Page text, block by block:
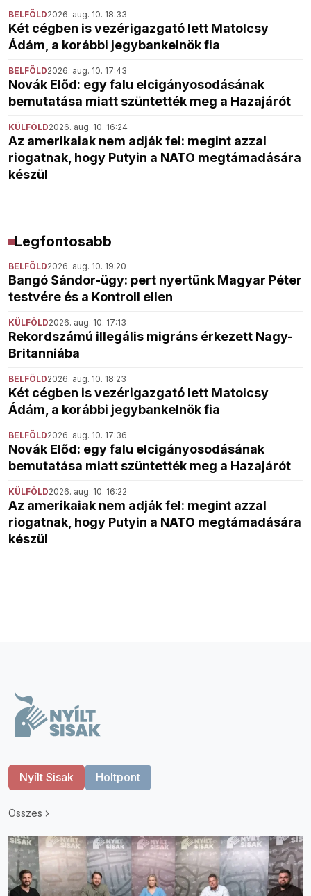
BELFÖLD2026. aug. 10. 18:33
Két cégben is vezérigazgató lett Matolcsy
Ádám, a korábbi jegybankelnök fia
BELFÖLD2026. aug. 10. 17:43
Novák Előd: egy falu elcigányosodásának
bemutatása miatt szüntették meg a Hazajárót
KÜLFÖLD2026. aug. 10. 16:24
Az amerikaiak nem adják fel: megint azzal
riogatnak, hogy Putyin a NATO megtámadására
készül
Legfontosabb
BELFÖLD2026. aug. 10. 19:20
Bangó Sándor-ügy: pert nyertünk Magyar Péter
testvére és a Kontroll ellen
KÜLFÖLD2026. aug. 10. 17:13
Rekordszámú illegális migráns érkezett Nagy-
Britanniába
BELFÖLD2026. aug. 10. 18:23
Két cégben is vezérigazgató lett Matolcsy
Ádám, a korábbi jegybankelnök fia
BELFÖLD2026. aug. 10. 17:36
Novák Előd: egy falu elcigányosodásának
bemutatása miatt szüntették meg a Hazajárót
KÜLFÖLD2026. aug. 10. 16:22
Az amerikaiak nem adják fel: megint azzal
riogatnak, hogy Putyin a NATO megtámadására
készül
Nyílt Sisak Holtpont
Összes